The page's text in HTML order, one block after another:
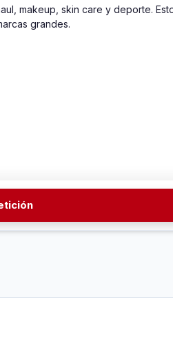
makeup, skin care y deporte.
grandes.